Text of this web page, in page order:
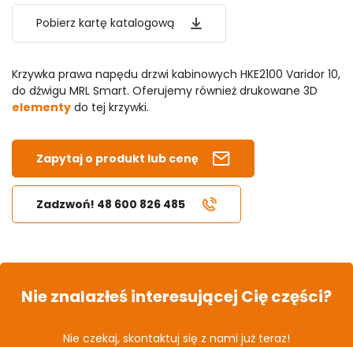
Pobierz kartę katalogową
Krzywka prawa napędu drzwi kabinowych HKE2100 Varidor 10,
do dźwigu MRL Smart. Oferujemy również drukowane 3D
elementy do tej krzywki.
Zapytaj o produkt lub cenę
Zadzwoń! 48 600 826 485
Nie znalazłeś interesującej Cię części?
Nie czekaj, skontaktuj się z nami już teraz!